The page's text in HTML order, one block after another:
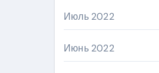
Июль 2022
Июнь 2022